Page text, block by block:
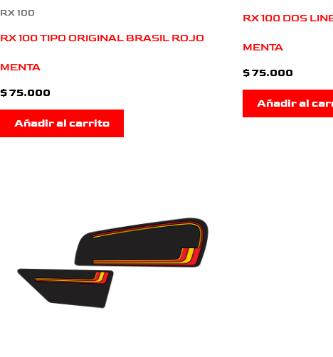
RX 100
RX 100 TIPO ORIGINAL BRASIL ROJO
MENTA
$75.000
Añadir al carrito
RX 100 DOS
MENTA
$75.000
Añadir al